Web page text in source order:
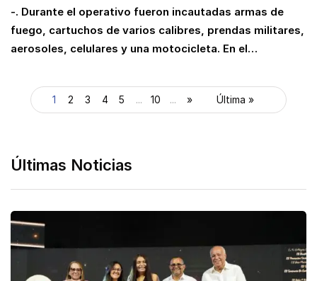
-. Durante el operativo fueron incautadas armas de
fuego, cartuchos de varios calibres, prendas militares,
aerosoles, celulares y una motocicleta. En el…
1 2 3 4 5 ... 10 ... » Última »
Últimas Noticias